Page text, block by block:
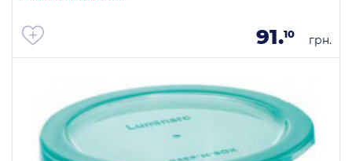
91.10 грн.